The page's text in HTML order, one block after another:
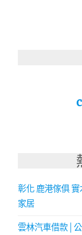
彰化 鹿港傢俱
家居
雲林汽車借款│